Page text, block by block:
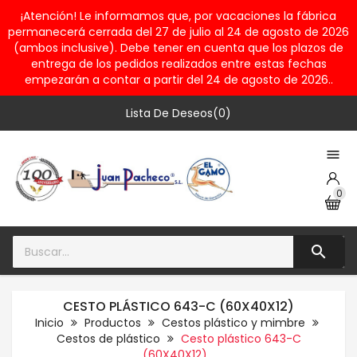
¡Atención! Le informamos que, por vacaciones la fábrica
permanecerá cerrada del 27 de julio al 24 de agosto de 2026
(ambos inclusive). Debe tener en cuenta que los plazos de
entrega de los pedidos realizados entre estas fechas
empezarán a contar a partir del 24 de agosto de 2026..
Lista De Deseos(0)

0

CESTO PLÁSTICO 643-C (60X40X12)
Inicio Productos
Cestos plástico y mimbre
Cestos de plástico
Cesto plástico 643-C